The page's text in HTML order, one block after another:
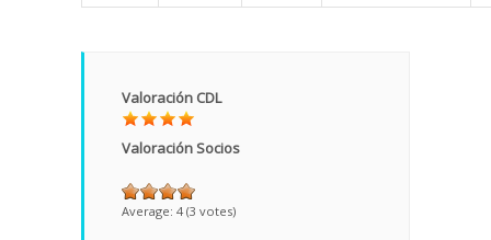
Valoración CDL
Valoración Socios
Average: 4 (3 votes)